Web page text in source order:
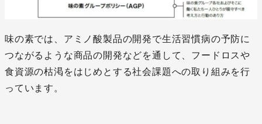
味の素では、アミノ酸製品の開発で生活習慣病の予防に
つながるような商品の開発などを通して、フードロスや
食資源の枯渇をはじめとする社会課題への取り組みを行
っています。